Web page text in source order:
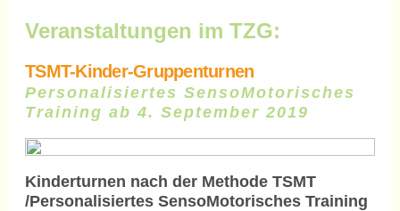
Veranstaltungen im TZG:
TSMT-Kinder-Gruppenturnen
Personalisiertes SensoMotorisches
Training ab 4. September 2019
Kinderturnen nach der Methode TSMT
/Personalisiertes SensoMotorisches Training